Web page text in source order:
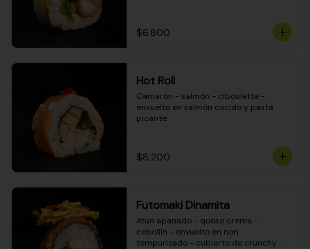
$6.800
Hot Roll
Camarón - salmón - ciboulette -
envuelto en salmón cocido y pasta
picante
$8.200
Futomaki Dinamita
Atún apanado - queso crema -
cebollín - envuelto en nori
tempurizado - cubierto de crunchy